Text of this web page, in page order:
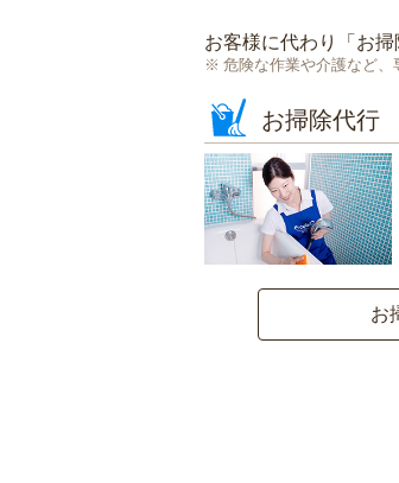
お客様に代わり「 お掃
危険な作業や介護など、
お掃除代行
お